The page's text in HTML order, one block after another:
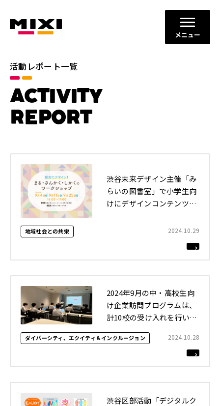
メニュー
活動レポート一覧
ACTIVITY
REPORT
地域社会との共栄 2024.10.29
渋谷未来デザイン主催「み
らいの図書室」で小学生向
けにデザインコンテンツの
ダイバーシティ、エクイティ＆インクルージョン 2024.10.28
2024年9月の中・高校生向
け企業訪問プログラムは、
計10校の受け入れを行いま
した
渋谷区部活動「デジタルク
カテゴリ
すべて
イノベーションの促進
年別
2026年 2025年
2024年
2022年